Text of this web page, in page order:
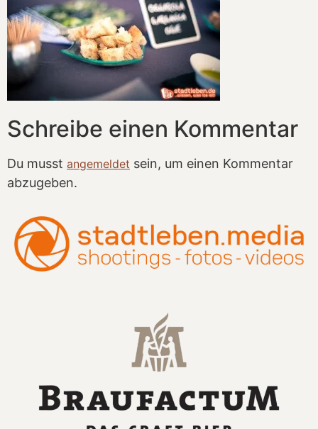
Schreibe einen Kommentar
Du musst angemeldet sein, um einen Kommentar
abzugeben.